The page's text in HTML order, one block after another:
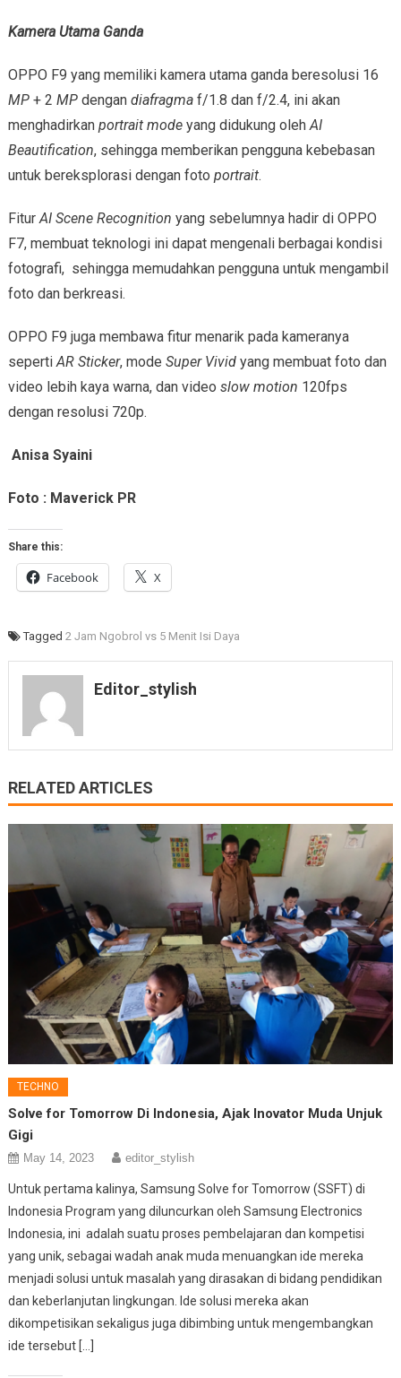
Kamera Utama Ganda
OPPO F9 yang memiliki kamera utama ganda beresolusi 16
MP + 2 MP dengan diafragmaf/1.8 dan f/2.4, ini akan
menghadirkan portrait modeyang didukung olehAI
Beautification, sehingga memberikan pengguna kebebasan
untuk bereksplorasi dengan foto portrait.
FiturAI Scene Recognition yang sebelumnya hadir di OPPO
F7, membuat teknologi ini dapat mengenali berbagai kondisi
fotografi, sehingga memudahkan pengguna untuk mengambil
foto dan berkreasi.
OPPO F9 juga membawa fitur menarik pada kameranya
sepertiAR Sticker, mode Super Vividyang membuat foto dan
video lebih kaya warna, dan video slow motion 120fps
dengan resolusi 720p.
Anisa Syaini
Foto : Maverick PR
Share this:
Facebook X
Tagged 2 Jam Ngobrol vs 5 Menit Isi Daya
Editor_stylish
RELATED ARTICLES
TECHNO
Solve for Tomorrow Di Indonesia, Ajak Inovator Muda Unjuk
Gigi
May 14, 2023 editor_stylish
Untuk pertama kalinya, Samsung Solve for Tomorrow (SSFT) di
Indonesia Program yang diluncurkan oleh Samsung Electronics
Indonesia, ini adalah suatu proses pembelajaran dan kompetisi
yang unik, sebagai wadah anak muda menuangkan ide mereka
menjadi solusi untuk masalah yang dirasakan di bidang pendidikan
dan keberlanjutan lingkungan. Ide solusi mereka akan
dikompetisikan sekaligus juga dibimbing untuk mengembangkan
ide tersebut […]